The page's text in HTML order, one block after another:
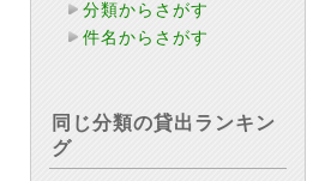
分類からさがす
件名からさがす
同じ分類の貸出ランキン
グ